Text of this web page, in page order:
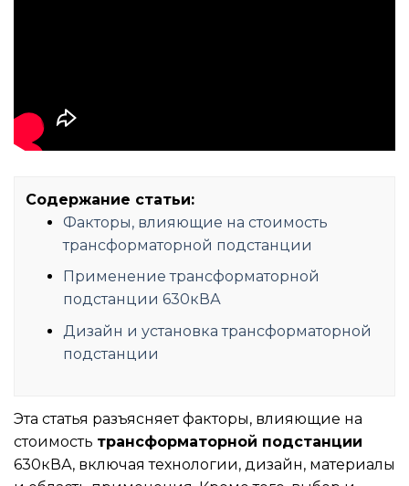
Содержание статьи:
Факторы, влияющие на стоимость
трансформаторной подстанции
Применение трансформаторной
подстанции 630кВА
Дизайн и установка трансформаторной
подстанции
Эта статья разъясняет факторы, влияющие на
стоимость трансформаторной подстанции
630кВА, включая технологии, дизайн, материалы